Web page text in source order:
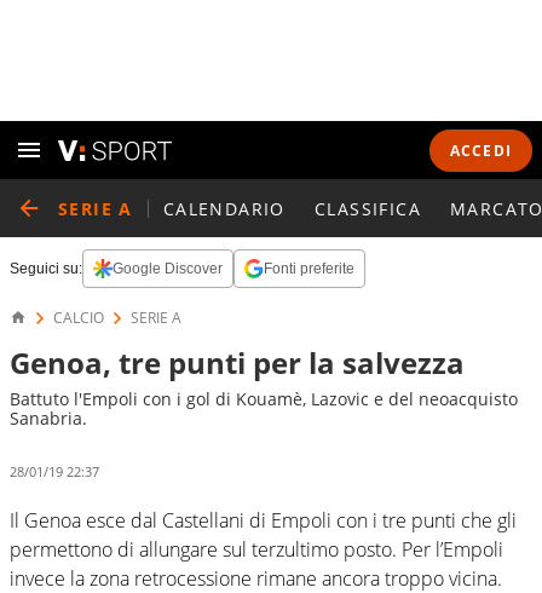
ACCEDI
SERIE A CALENDARIO CLASSIFICA
Seguici su: Google Discover Fonti preferite
CALCIO SERIE A
Genoa, tre punti per la salvezza
Battuto l'Empoli con i gol di Kouamè, Lazovic e del neoacquisto
Sanabria.
28/01/19 22:37
Il Genoa esce dal Castellani di Empoli con i tre punti che gli
permettono di allungare sul terzultimo posto. Per l’Empoli
invece la zona retrocessione rimane ancora troppo vicina.